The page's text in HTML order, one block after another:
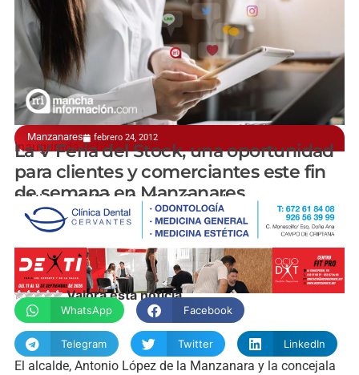
Manzanares febrero 24, 2012
Inaugurada esta mañana en el Pabellón ferial
La V Feria del Stock, una oportunidad
para clientes y comerciantes este fin
de semana en Manzanares
P. Atienza | Wilfrido Santiago Camacho
Valora esta noticia
WhatsApp Facebook
Telegram Twitter LinkedIn
El alcalde, Antonio López de la Manzanara y la concejala